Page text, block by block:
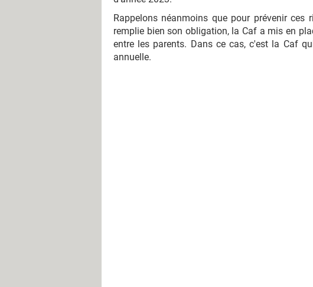
Rappelons néanmoins que pour prévenir ces
remplie bien son obligation, la Caf a mis en
entre les parents. Dans ce cas, c'est la Caf
annuelle.